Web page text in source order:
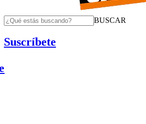
BUSCAR
Suscríbete